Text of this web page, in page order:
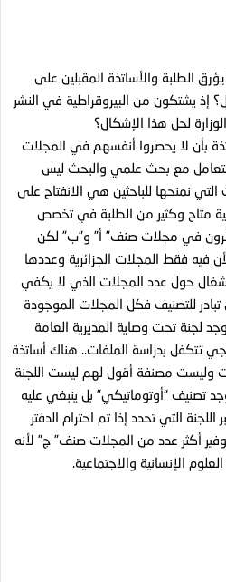
الطلبة والأساتذة المقبلين على
إذ يشتكون من البيروقراطية في النشر
لحل هذا الإشكال؟
بأن لا يحصروا أنفسهم في المجلات
نتعامل مع بحث علمي والبحث ليس
نمنحها للباحثين هي الانفتاح على
متاح وكثير من الطلبة في تخصص
في مجلات صنف” أ” و”ب” لكن
فقط المجلات الجزائرية وعددها
حول عدد المجلات الذي لا يكفي
للتصنيف فكل المجلات الموجودة
لجنة تحت وصاية المديرية العامة
تتكفل بدراسة الملفات.. هناك أساتذة
تنشط منذ 10 سنوات وليست مصنفة أقول لهم ليست اللجنة
تصنيف “أوتوماتيكي” بل ينبغي عليه
التي تحدد إذا تم احترام الدفتر
أكثر عدد من المجلات صنف” ج” لأنه
الإنسانية والاجتماعية.